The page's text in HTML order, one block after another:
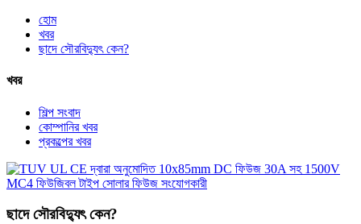
হোম
খবর
ছাদে সৌরবিদ্যুৎ কেন?
খবর
শিল্প সংবাদ
কোম্পানির খবর
প্রকল্পের খবর
ছাদে সৌরবিদ্যুৎ কেন?